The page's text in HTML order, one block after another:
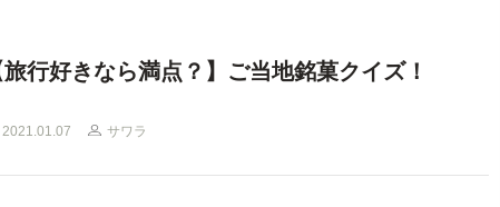
旅行好きなら満点？】ご当地銘菓クイズ！
2021.01.07 サワラ